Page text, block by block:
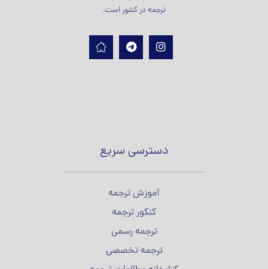
ترجمه در کشور است.
دسترسی سریع
آموزش ترجمه
کنکور ترجمه
ترجمه رسمی
ترجمه تخصصی